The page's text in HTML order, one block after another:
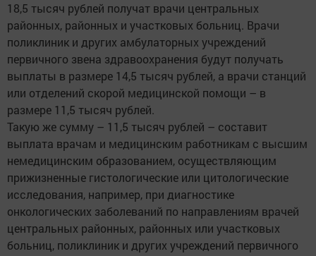
18,5 тысяч рублей получат врачи центральных
районных, районных и участковых больниц. Врачи
поликлиник и других амбулаторных учреждений
первичного звена здравоохранения будут получать
выплаты в размере 14,5 тысяч рублей, а врачи станций
или отделений скорой медицинской помощи – в
размере 11,5 тысяч рублей.
Такую же сумму – 11,5 тысяч рублей – составит
выплата врачам и медицинским работникам с высшим
немедицинским образованием, осуществляющим
прижизненные гистологические или цитологические
исследования, например, при диагностике
онкологических заболеваний по направлениям врачей
центральных районных, районных или участковых
больниц, поликлиник и других учреждений первичного